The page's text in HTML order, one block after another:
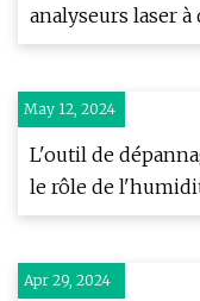
véhicule aérien
analyseurs laser à
accordable
croissance
exponentielle au
de la prochaine
May 12, 2024
L'outil de
le rôle de
dans l'évasement
Apr 29, 2024